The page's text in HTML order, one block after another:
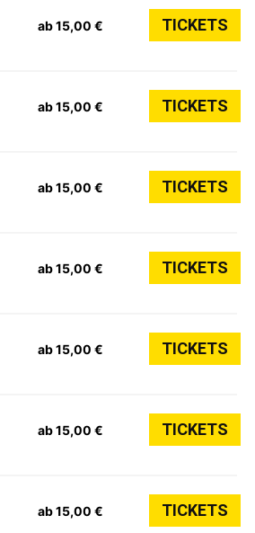
ab 15,00 € TICKETS
ab 15,00 € TICKETS
ab 15,00 € TICKETS
ab 15,00 € TICKETS
ab 15,00 € TICKETS
ab 15,00 € TICKETS
ab 15,00 € TICKETS